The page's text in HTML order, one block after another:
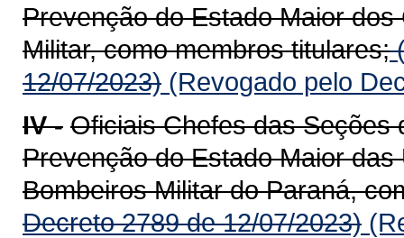
Prevenção do Estado Maior
Militar, como membros titulares;
12/07/2023) (Revogado pelo
IV - Oficiais Chefes das Seções
Prevenção do Estado Maior
Bombeiros Militar do Paraná,
Decreto 2789 de 12/07/2023)